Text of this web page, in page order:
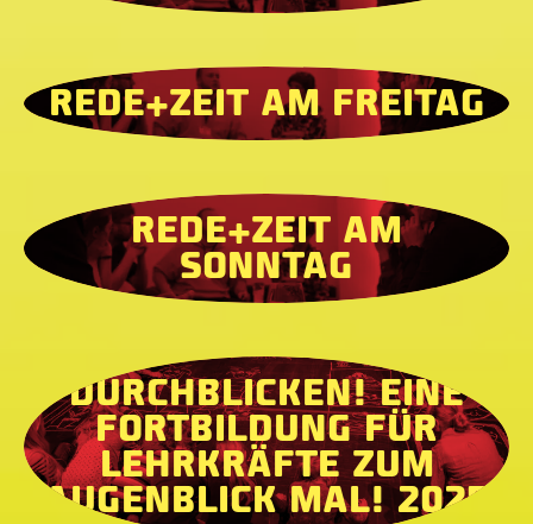
REDE+ZEIT AM FREITAG
REDE+ZEIT AM
SONNTAG
DURCHBLICKEN! EINE
FORTBILDUNG FÜR
LEHRKRÄFTE ZUM
AUGENBLICK MAL! 2025